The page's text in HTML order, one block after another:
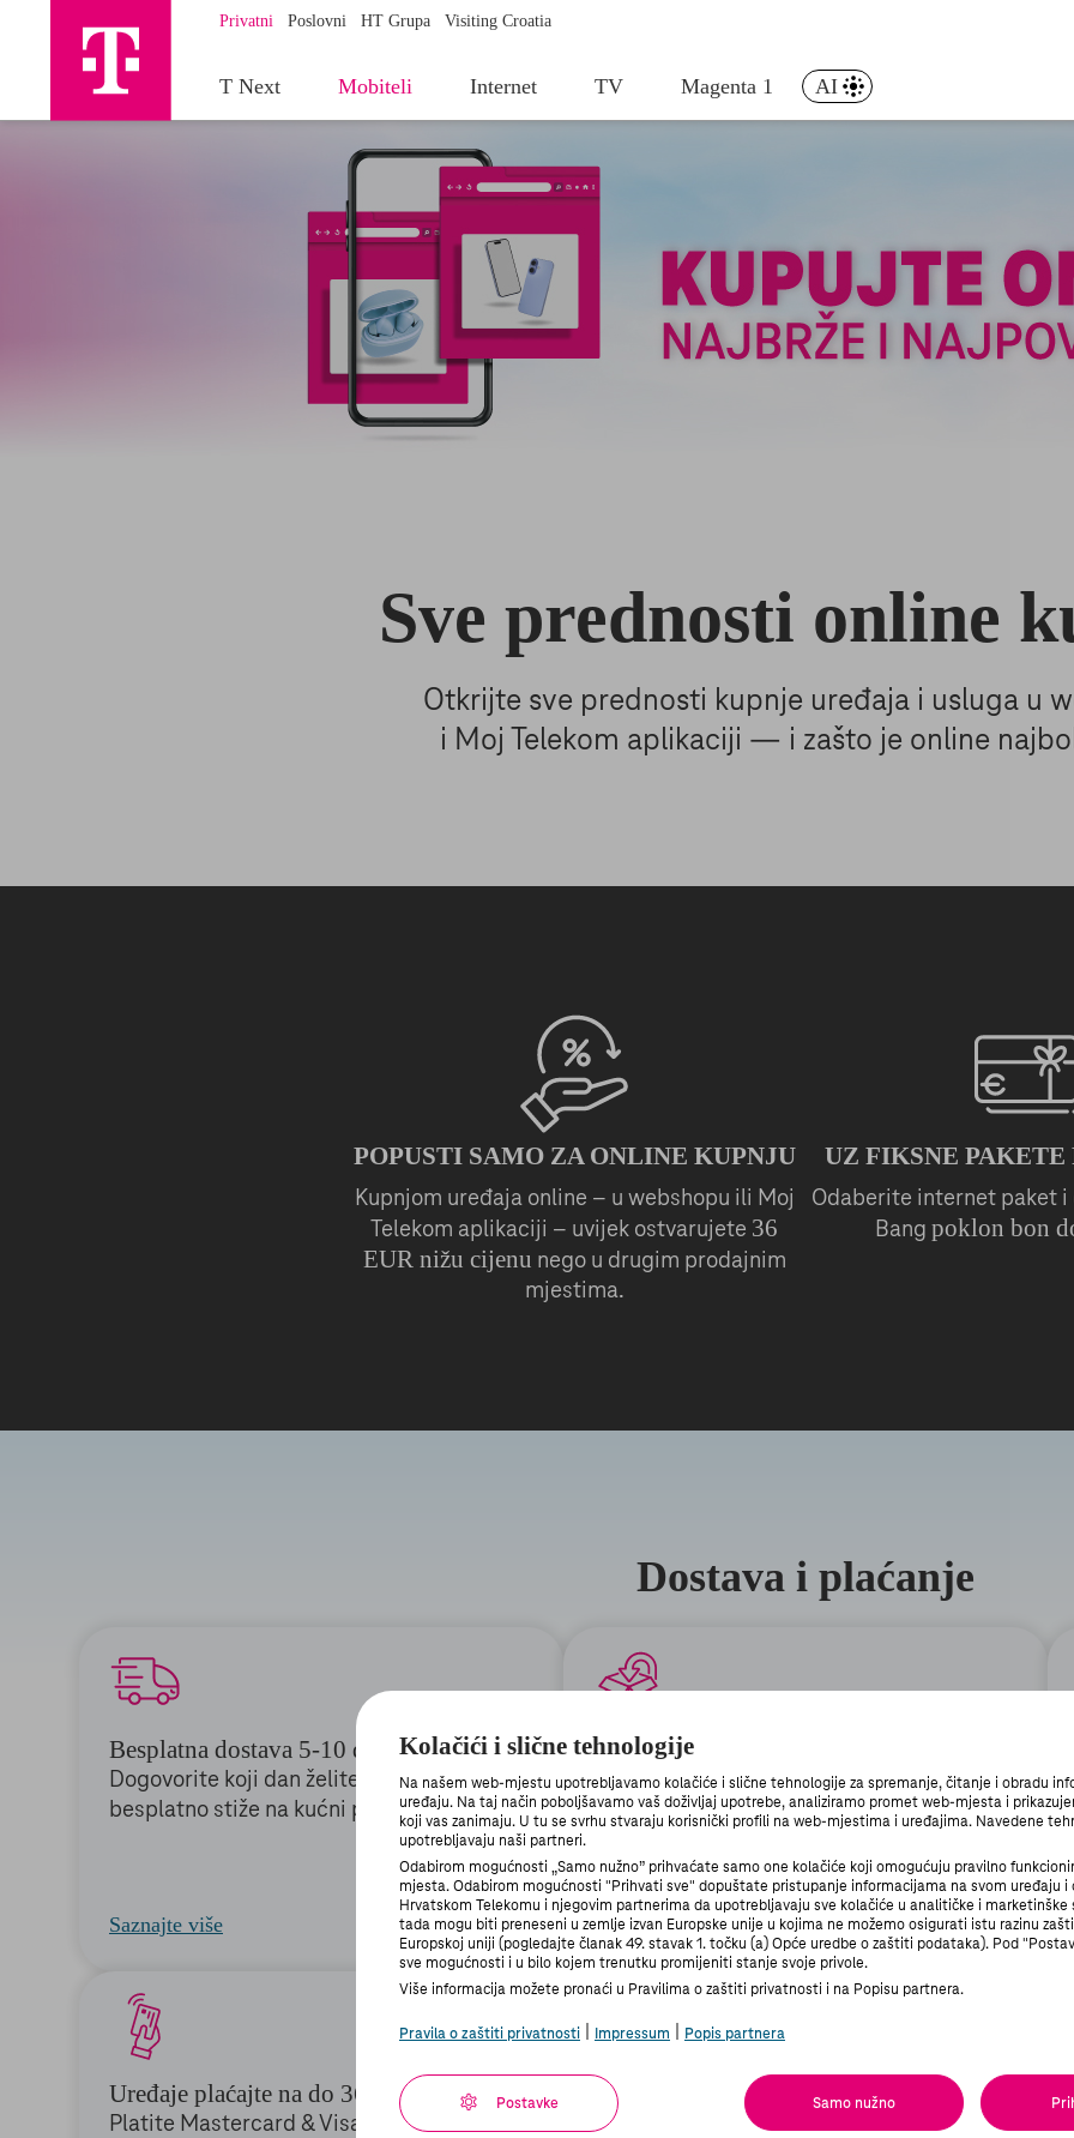
Kolačići i slične tehnologije
Na našem web-mjestu upotrebljavamo kolačiće i slične tehnologije za spremanje, čitanje i obradu
uređaju. Na taj način poboljšavamo vaš doživljaj upotrebe, analiziramo promet web-mjesta i
koji vas zanimaju. U tu se svrhu stvaraju korisnički profili na web-mjestima i uređajima. Navedene
upotrebljavaju naši partneri.
Odabirom mogućnosti „Samo nužno” prihvaćate samo one kolačiće koji omogućuju pravilno
mjesta. Odabirom mogućnosti "Prihvati sve" dopuštate pristupanje informacijama na svom uređaju i
Hrvatskom Telekomu i njegovim partnerima da upotrebljavaju sve kolačiće u analitičke i marketinške
tada mogu biti preneseni u zemlje izvan Europske unije u kojima ne možemo osigurati istu razinu
Europskoj uniji (pogledajte članak 49. stavak 1. točku (a) Opće uredbe o zaštiti podataka). Pod
sve mogućnosti i u bilo kojem trenutku promijeniti stanje svoje privole.
Više informacija možete pronaći u Pravilima o zaštiti privatnosti i na Popisu partnera.
Pravila o zaštiti privatnosti Impressum Popis partnera
Postavke Samo nužno
Privatni Poslovni HT Grupa Visiting Croatia
T Next Mobiteli Internet TV Magenta 1 AI
Sve prednosti online
Otkrijte sve prednosti kupnje uređaja i usluga u
i Moj Telekom aplikaciji — i zašto je online
POPUSTI SAMO ZA ONLINE KUPNJU
Kupnjom uređaja online – u webshopu ili Moj
Telekom aplikaciji – uvijek ostvarujete 36
EUR nižu cijenu nego u drugim prodajnim
mjestima.
UZ FIKSNE PAKETE
Odaberite internet paket i
Bang poklon bon
Dostava i plaćanje
Besplatna dostava 5-10 dana
Dogovorite koji dan želite, a uređaj vam
besplatno stiže na kućni prag.
Saznajte više
Besplatan povrat unutar 14 dana
Ne sviđa vam se uređaj? Nema problema.
Vratite ga unutar 14 dana u najbliži T-
Saznajte više
Uređaje plaćajte na do 36 rata
Platite Mastercard & Visa karticama
Sigurno plaćanje
S nama ste sigurni - sva plaćanja zaštićena